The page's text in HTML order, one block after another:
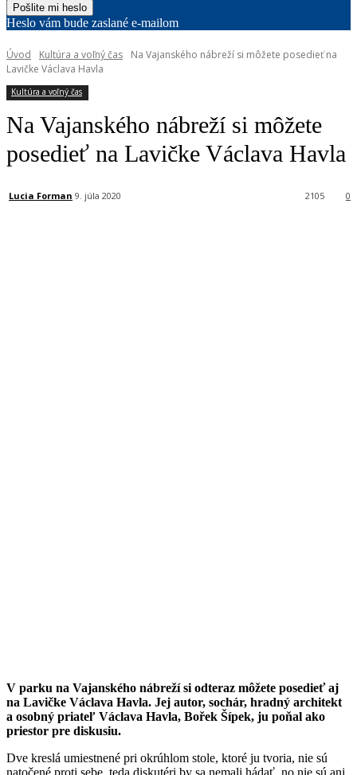
Heslo vám bude zaslané e-mailom
Úvod Kultúra a voľný čas
Na Vajanského nábreží si môžete posedieť na
Lavičke Václava Havla
Kultúra a voľný čas
Na Vajanského nábreží si môžete
posedieť na Lavičke Václava Havla
Lucia Forman 9. júla 2020 0
2105
V parku na Vajanského nábreží si odteraz môžete posedieť aj
na Lavičke Václava Havla. Jej autor, sochár, hradný architekt
a osobný priateľ Václava Havla, Bořek Šípek, ju poňal ako
priestor pre diskusiu.
Dve kreslá umiestnené pri okrúhlom stole, ktoré ju tvoria, nie sú
natočené proti sebe, teda diskutéri by sa nemali hádať, no nie sú ani